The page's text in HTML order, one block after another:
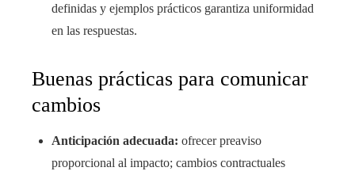
definidas y ejemplos prácticos garantiza uniformidad
en las respuestas.
Buenas prácticas para comunicar
cambios
Anticipación adecuada: ofrecer preaviso
proporcional al impacto; cambios contractuales